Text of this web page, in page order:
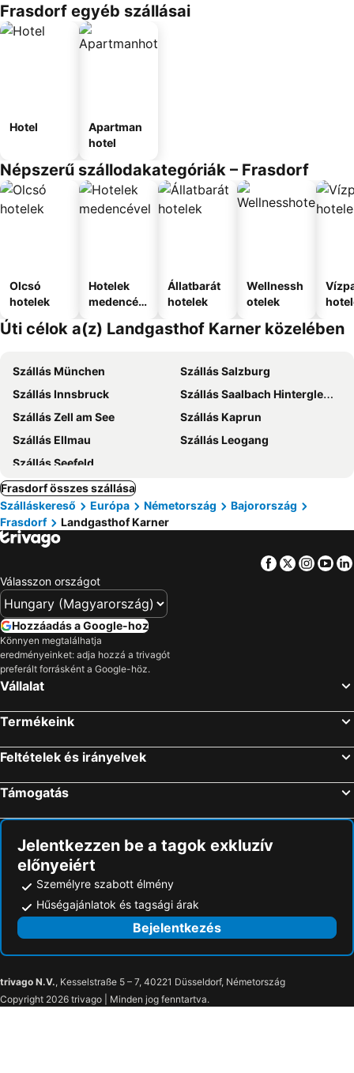
Frasdorf egyéb szállásai
Hotel
Apartman
hotel
Népszerű szállodakategóriák – Frasdorf
Olcsó
hotelek
Hotelek
medencév
Állatbarát
hotelek
Wellnessh
otelek
Úti célok a(z) Landgasthof Karner közelében
Szállás München
Szállás Salzburg
Szállás Innsbruck
Szállás Saalbach Hinterglemm
Szállás Zell am See
Szállás Kaprun
Szállás Ellmau
Szállás Leogang
Szállás Seefeld
Frasdorf összes szállása
Szálláskereső
Európa Németország
Bajorország
Frasdorf
Landgasthof Karner
Facebook
Twitter
Válasszon országot
Hozzáadás a Google-hoz
Könnyen megtalálhatja
eredményeinket: adja hozzá a trivagót
preferált forrásként a Google-höz.
Vállalat
Termékeink
Feltételek és irányelvek
Támogatás
Jelentkezzen be a tagok exkluzív
előnyeiért
Személyre szabott élmény
Hűségajánlatok és tagsági árak
Bejelentkezés
trivago N.V., Kesselstraße 5 – 7, 40221 Düsseldorf, Németország
Copyright 2026 trivago | Minden jog fenntartva.